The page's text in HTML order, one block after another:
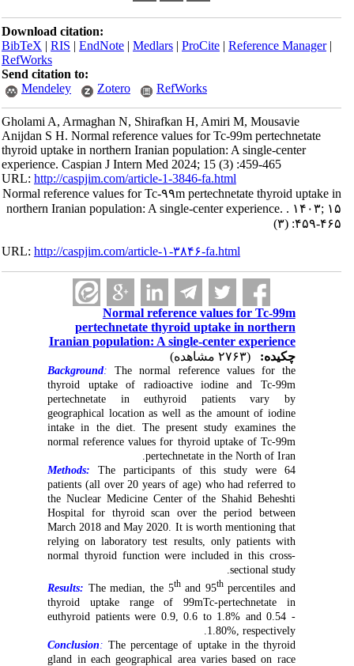
Download citation:
BibTeX|RIS|EndNote|Medlars|ProCite|Reference Manager
RefWorks
Send citation to:
Mendeley
Zotero RefWorks
Gholami A, Armaghan N, Shirafkan H, Amiri M, Mousavie
Anijdan S H. Normal reference values for Tc-99m pertechnetate
thyroid uptake in northern Iranian population: A single-center
experience. Caspian J Intern Med 2024; 15 (3) :459-465
URL:http://caspjim.com/article-1-3846-fa.html
Normal reference values for Tc-۹۹m pertechnetate thyroid uptake in
northern Iranian population: A single-center experience. . ۱۴۰۳; ۱۵
(۳) :۴۵۹-۴۶۵
URL:http://caspjim.com/article-۱-۳۸۴۶-fa.html
Normal reference values for Tc-99m
pertechnetate thyroid uptake in northern
Iranian population: A single-center experience
چکیده:
Background :The normal reference values for the
thyroid uptake of radioactive iodine and Tc-99m
pertechnetate in euthyroid patients vary by
geographical location as well as the amount of iodine
intake in the diet. The present study examines the
normal reference values for thyroid uptake of Tc-99m
pertechnetate in the North of Iran.
Methods:The participants of this study were 64
patients (all over 20 years of age) who had referred to
the Nuclear Medicine Center of the Shahid Beheshti
Hospital for thyroid scan over the period between
March 2018 and May 2020. It is worth mentioning that
relying on laboratory test results, only patients with
normal thyroid function were included in this cross-
sectional study.
Results:The median, the 5 thand 95 thpercentiles and
thyroid uptake range of 99mTc-pertechnetate in
euthyroid patients were 0.9, 0.6 to 1.8% and 0.54 -
1.80%, respectively.
Conclusion:The percentage of uptake in the thyroid
gland in each geographical area varies based on race